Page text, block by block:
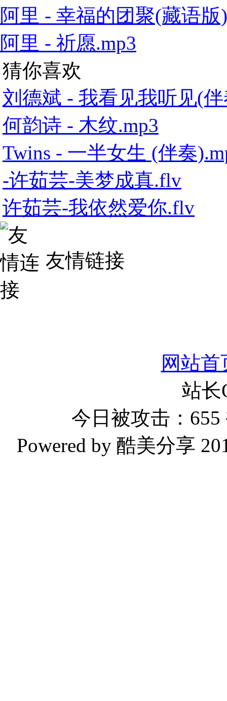
阿里 - 幸福的团聚(藏语版
阿里 - 祈愿.mp3
猜你喜欢
刘德斌 - 我看见我听见(伴
何韵诗 - 木纹.mp3
Twins - 一半女生 (伴奏
-许茹芸-美梦成真.flv
许茹芸-我依然爱你.flv
友情链接
网站首
站
今日被攻击：655
Powered by 酷美分享